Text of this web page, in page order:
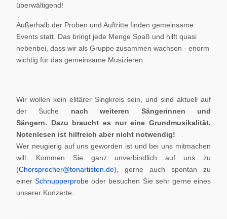
überwältigend!
Außerhalb der Proben und Auftritte finden gemeinsame
Events statt. Das bringt jede Menge Spaß und hilft quasi
nebenbei, dass wir als Gruppe zusammen wachsen - enorm
wichtig für das gemeinsame Musizieren.
Wir wollen kein elitärer Singkreis sein, und sind aktuell auf
der Suche nach weiteren Sängerinnen und
Sängern. Dazu braucht es nur eine Grundmusikalität.
Notenlesen ist hilfreich aber nicht notwendig!
Wer neugierig auf uns geworden ist und bei uns mitmachen
will: Kommen Sie ganz unverbindlich auf uns zu
(Chorsprecher@tonartisten.de), gerne auch spontan zu
einerSchnupperprobe oder besuchen Sie sehr gerne eines
unserer Konzerte.